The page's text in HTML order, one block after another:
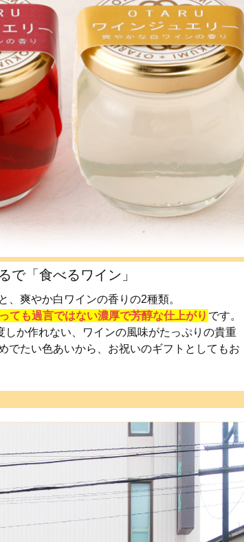
で「食べるワイン」
、爽やか白ワインの香りの2種類。
ても過言ではない濃厚で芳醇な仕上がり です。
しか作れない、ワインの風味がたっぷりの貴重
でたい色あいから、お祝いのギフトとしてもお